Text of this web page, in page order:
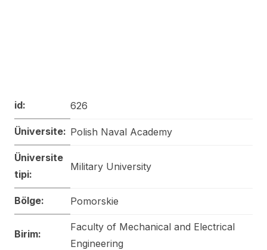
id: 626
Üniversite: Polish Naval Academy
Üniversite
tipi:
Military University
Bölge: Pomorskie
Birim:
Faculty of Mechanical and Electrical
Engineering